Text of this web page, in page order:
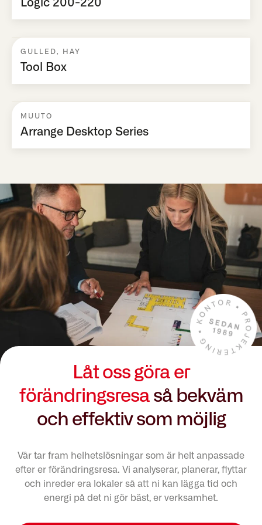
Logic 200-220
GULLED, HAY
Tool Box
MUUTO
Arrange Desktop Series
Låt oss göra er
förändringsresa så bekväm
och effektiv som möjlig
Vår tar fram helhetslösningar som är helt anpassade
efter er förändringsresa. Vi analyserar, planerar, flyttar
och inreder era lokaler så att ni kan lägga tid och
energi på det ni gör bäst, er verksamhet.